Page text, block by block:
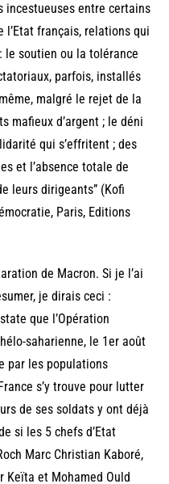
incestueuses entre certains
l’Etat français, relations qui
soutien ou la tolérance
parfois, installés
malgré le rejet de la
mafieux d’argent ; le déni
qui s’effritent ; des
et l’absence totale de
leurs dirigeants” (Kofi
Paris, Editions
de Macron. Si je l’ai
je dirais ceci :
que l’Opération
saharienne, le 1er août
par les populations
s’y trouve pour lutter
de ses soldats y ont déjà
si les 5 chefs d’Etat
Marc Christian Kaboré,
Keïta et Mohamed Ould